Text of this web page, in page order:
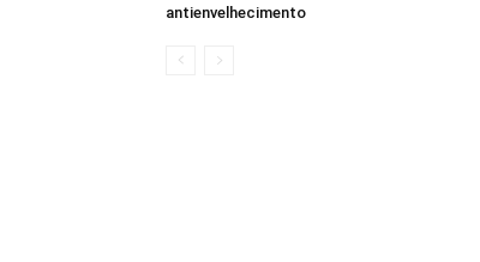
antienvelhecimento